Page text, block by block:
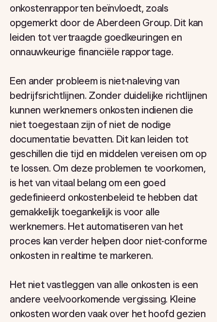
onkostenrapporten beïnvloedt, zoals
opgemerkt door de Aberdeen Group. Dit kan
leiden tot vertraagde goedkeuringen en
onnauwkeurige financiële rapportage.
Een ander probleem is niet-naleving van
bedrijfsrichtlijnen. Zonder duidelijke richtlijnen
kunnen werknemers onkosten indienen die
niet toegestaan zijn of niet de nodige
documentatie bevatten. Dit kan leiden tot
geschillen die tijd en middelen vereisen om op
te lossen. Om deze problemen te voorkomen,
is het van vitaal belang om een goed
gedefinieerd onkostenbeleid te hebben dat
gemakkelijk toegankelijk is voor alle
werknemers. Het automatiseren van het
proces kan verder helpen door niet-conforme
onkosten in realtime te markeren.
Het niet vastleggen van alle onkosten is een
andere veelvoorkomende vergissing. Kleine
onkosten worden vaak over het hoofd gezien